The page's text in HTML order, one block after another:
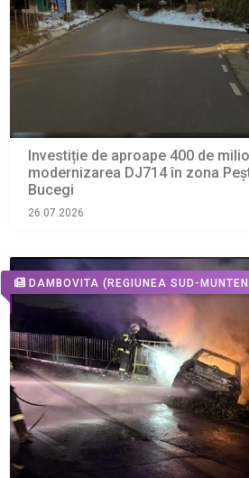
Investiție de aproape 400 de
modernizarea DJ714 în zona
Bucegi
26.07.2026
DAMBOVITA (REGIUNEA SUD-